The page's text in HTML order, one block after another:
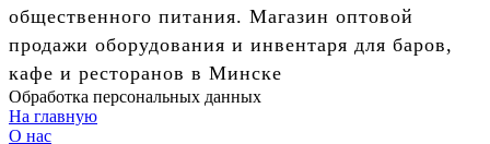
общественного питания. Магазин оптовой
продажи оборудования и инвентаря для баров,
кафе и ресторанов в Минске
Обработка персональных данных
На главную
О нас